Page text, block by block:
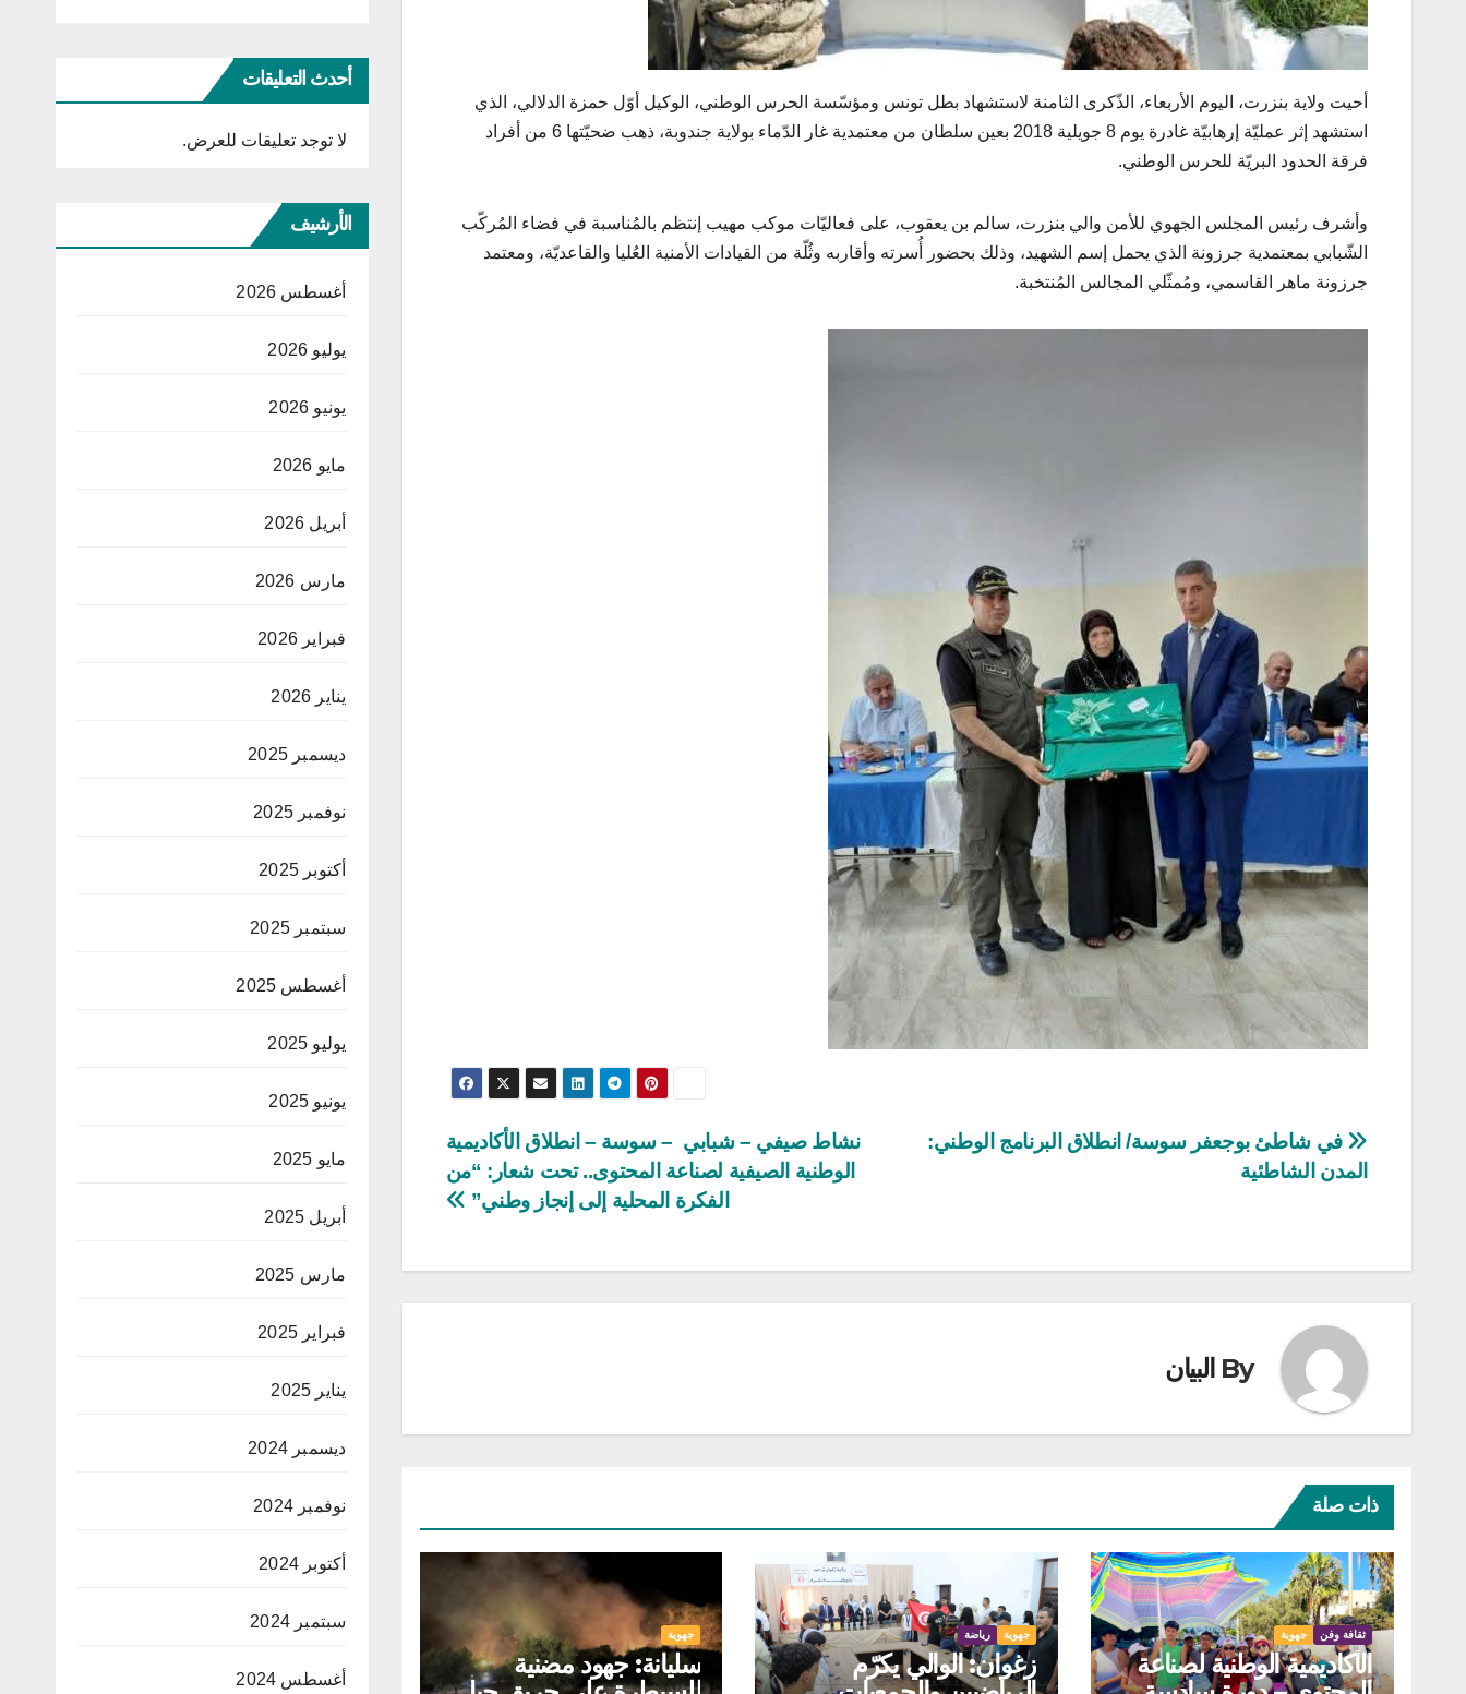
أحيت ولاية بنزرت، اليوم الأربعاء، الذّكرى الثامنة لاستشهاد بطل تونس ومؤسّسة الحرس الوطني، الوكيل أوّل حمزة الدلالي، الذي
استشهد إثر عمليّة إرهابيّة غادرة يوم 8 جويلية 2018 بعين سلطان من معتمدية غار الدّماء بولاية جندوبة، ذهب ضحيّتها 6 من أفراد
فرقة الحدود البريّة للحرس الوطني.
وأشرف رئيس المجلس الجهوي للأمن والي بنزرت، سالم بن يعقوب، على فعاليّات موكب مهيب إنتظم بالمُناسبة في فضاء المُركّب
الشّبابي بمعتمدية جرزونة الذي يحمل إسم الشهيد، وذلك بحضور أُسرته وأقاربه وثُلّة من القيادات الأمنية العُليا والقاعديّة، ومعتمد
جرزونة ماهر القاسمي، ومُمثّلي المجالس المُنتخبة.
تصفّح
المقالات
نشاط صيفي – شبابي – سوسة – انطلاق الأكاديمية
الوطنية الصيفية لصناعة المحتوى.. تحت شعار: “من
الفكرة المحلية إلى إنجاز وطني”
في شاطئ بوجعفر سوسة/ انطلاق البرنامج الوطني:
المدن الشاطئية
By البيان
ذات صلة
ثقافة وفن جهوية
الأكاديمية الوطنية لصناعة
جهوية رياضة
زغوان: الوالي يكرّم
جهوية
سليانة: جهود مضنية
أحدث التعليقات
لا توجد تعليقات للعرض.
الأرشيف
أغسطس 2026
يوليو 2026
يونيو 2026
مايو 2026
أبريل 2026
مارس 2026
فبراير 2026
يناير 2026
ديسمبر 2025
نوفمبر 2025
أكتوبر 2025
سبتمبر 2025
أغسطس 2025
يوليو 2025
يونيو 2025
مايو 2025
أبريل 2025
مارس 2025
فبراير 2025
يناير 2025
ديسمبر 2024
نوفمبر 2024
أكتوبر 2024
سبتمبر 2024
أغسطس 2024